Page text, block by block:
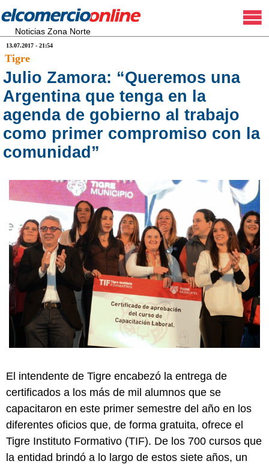
Noticias Zona Norte
13.07.2017 - 21:54
Tigre
Julio Zamora: “Queremos una
Argentina que tenga en la
agenda de gobierno al trabajo
como primer compromiso con la
comunidad”
El intendente de Tigre encabezó la entrega de
certificados a los más de mil alumnos que se
capacitaron en este primer semestre del año en los
diferentes oficios que, de forma gratuita, ofrece el
Tigre Instituto Formativo (TIF). De los 700 cursos que
la entidad brindó a lo largo de estos siete años, un